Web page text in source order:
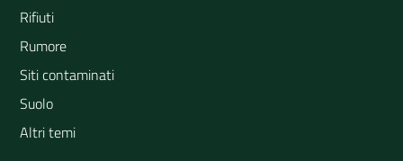
Rifiuti
Rumore
Siti contaminati
Suolo
Altri temi